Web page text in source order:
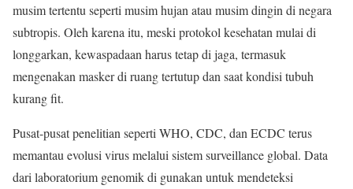
musim tertentu seperti musim hujan atau musim dingin di negara
subtropis. Oleh karena itu, meski protokol kesehatan mulai di
longgarkan, kewaspadaan harus tetap di jaga, termasuk
mengenakan masker di ruang tertutup dan saat kondisi tubuh
kurang fit.
Pusat-pusat penelitian seperti WHO, CDC, dan ECDC terus
memantau evolusi virus melalui sistem surveillance global. Data
dari laboratorium genomik di gunakan untuk mendeteksi